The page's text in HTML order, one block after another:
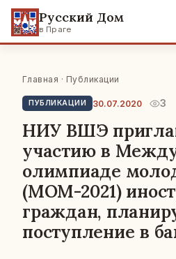
Русский Дом
в Праге
Главная · Публикации
ПУБЛИКАЦИИ 30.07.2020 3
НИУ ВШЭ
участию в
олимпиаде
(МОМ-2021)
граждан,
поступление в